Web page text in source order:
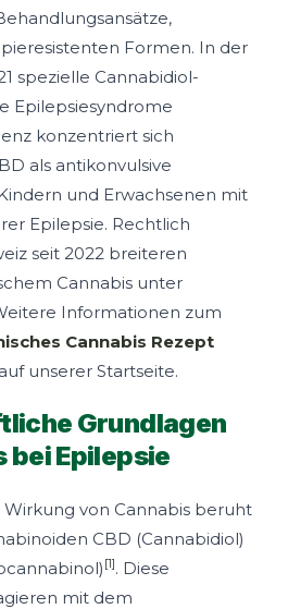
Formen. In der
spezielle Cannabidiol-
Epilepsiesyndrome
konzentriert sich
als antikonvulsive
und Erwachsenen mit
Epilepsie. Rechtlich
seit 2022 breiteren
Cannabis unter
Informationen zum
Cannabis Rezept
unserer Startseite.
Grundlagen
bei Epilepsie
von Cannabis beruht
CBD (Cannabidiol)
[1]. Diese
mit dem